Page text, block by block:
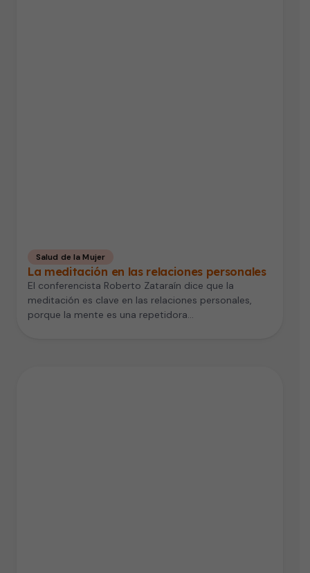
Salud de la Mujer
La meditación en las relaciones personales
El conferencista Roberto Zataraín dice que la
meditación es clave en las relaciones personales,
porque la mente es una repetidora…